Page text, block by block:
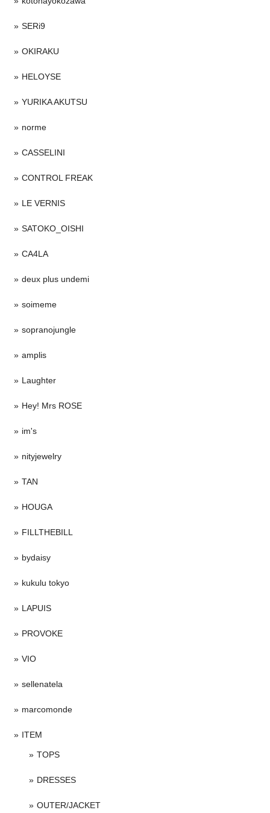
SERi9
OKIRAKU
HELOYSE
YURIKA AKUTSU
norme
CASSELINI
CONTROL FREAK
LE VERNIS
SATOKO_OISHI
CA4LA
deux plus undemi
soimeme
sopranojungle
amplis
Laughter
Hey! Mrs ROSE
im's
nityjewelry
TAN
HOUGA
FILLTHEBILL
bydaisy
kukulu tokyo
LAPUIS
PROVOKE
VIO
sellenatela
marcomonde
ITEM
TOPS
DRESSES
OUTER/JACKET